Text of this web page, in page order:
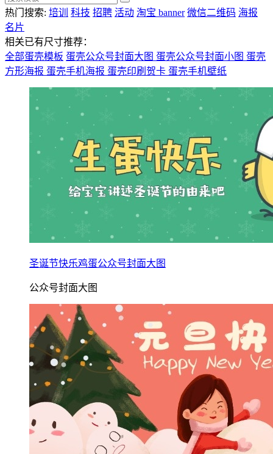
热门搜索: 培训 科技 招聘 活动 淘宝 banner 微信二维码 海报
名片
相关已有尺寸推荐：
全部蛋壳模板 蛋壳公众号封面大图 蛋壳公众号封面小图 蛋壳
方形海报 蛋壳手机海报 蛋壳印刷贺卡 蛋壳手机壁纸
圣诞节快乐鸡蛋公众号封面大图
公众号封面大图